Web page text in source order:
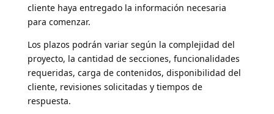
cliente haya entregado la información necesaria
para comenzar.
Los plazos podrán variar según la complejidad del
proyecto, la cantidad de secciones, funcionalidades
requeridas, carga de contenidos, disponibilidad del
cliente, revisiones solicitadas y tiempos de
respuesta.